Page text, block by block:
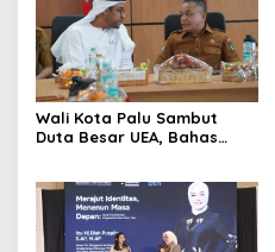
Wali Kota Palu Sambut
Duta Besar UEA, Bahas